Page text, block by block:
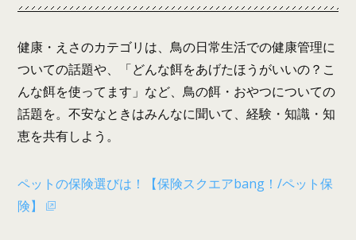
健康・えさのカテゴリは、鳥の日常生活での健康管理に
ついての話題や、「どんな餌をあげたほうがいいの？こ
んな餌を使ってます」など、鳥の餌・おやつについての
話題を。不安なときはみんなに聞いて、経験・知識・知
恵を共有しよう。
ペットの保険選びは！【保険スクエアbang！/ペット保
険】